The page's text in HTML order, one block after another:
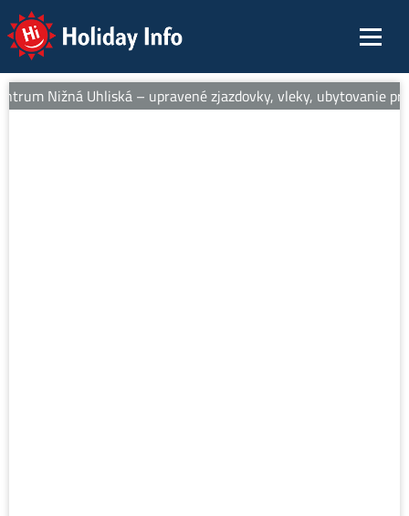
Holiday Info
Nižná Uhliská – upravené zjazdovky, vleky, ubytovanie